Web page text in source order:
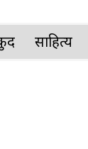
साहित्य